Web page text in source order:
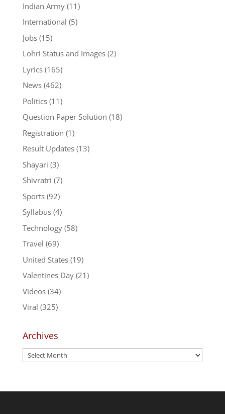
Indian Army(11)
International (5)
Jobs(15)
Lohri Status and Images(2)
Lyrics(165)
News(462)
Politics(11)
Question Paper Solution (18)
Registration (1)
Result Updates(13)
Shayari (3)
Shivratri (7)
Sports(92)
Syllabus(4)
Technology(58)
Travel (69)
United States(19)
Valentines Day(21)
Videos(34)
Viral (325)
Archives
Archives